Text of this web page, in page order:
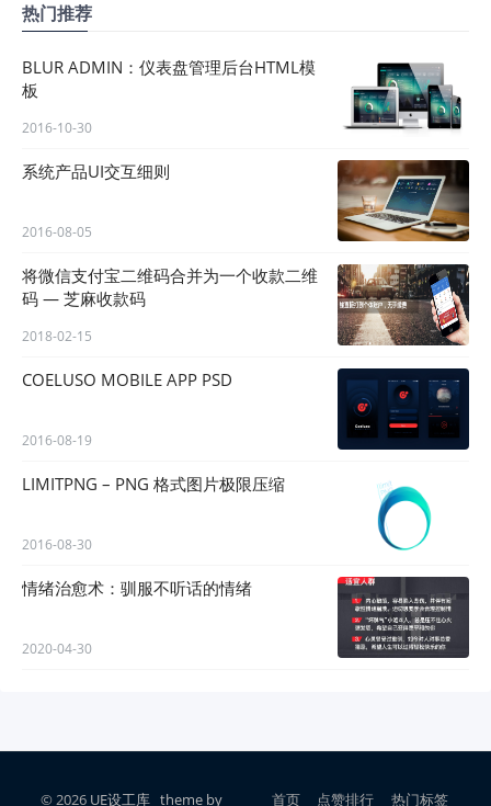
热门推荐
BLUR ADMIN：仪表盘管理后台HTML模
板
2016-10-30
系统产品UI交互细则
2016-08-05
将微信支付宝二维码合并为一个收款二维
码 — 芝麻收款码
2018-02-15
COELUSO MOBILE APP PSD
2016-08-19
LIMITPNG – PNG 格式图片极限压缩
2016-08-30
情绪治愈术：驯服不听话的情绪
2020-04-30
© 2026 UE设工库 theme by 首页 点赞排行 热门标签